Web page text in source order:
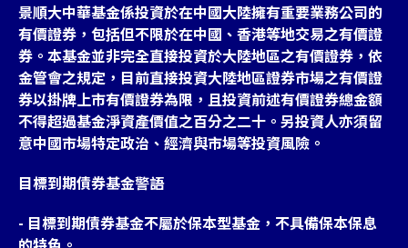
景順大中華基金係投資於在中國大陸擁有重要業務公司的
有價證券，包括但不限於在中國、香港等地交易之有價證
券。本基金並非完全直接投資於大陸地區之有價證券，依
金管會之規定，目前直接投資大陸地區證券市場之有價證
券以掛牌上市有價證券為限，且投資前述有價證券總金額
不得超過基金淨資產價值之百分之二十。另投資人亦須留
意中國市場特定政治、經濟與市場等投資風險。
目標到期債券基金警語
- 目標到期債券基金不屬於保本型基金，不具備保本保息